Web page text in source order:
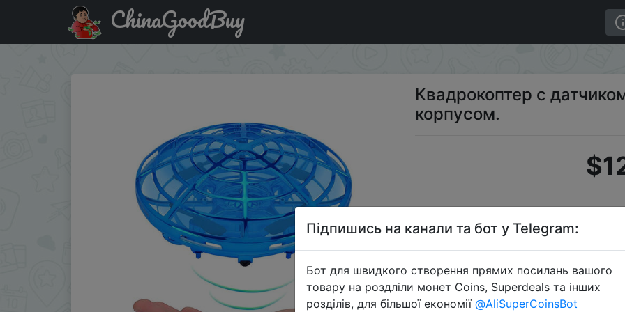
Знижка на Квадрокоптер с датчиком приближения и мягким корпусом.
ChinaGoodBuy
Квадрокоптер с
корпусом.
Перейти
Підпишись на канали та бот у Telegram:
Бот для швидкого створення прямих посилань вашого
товару на роздліли монет Coins, Superdeals та інших
розділів, для більшої економії @AliSuperCoinsBot